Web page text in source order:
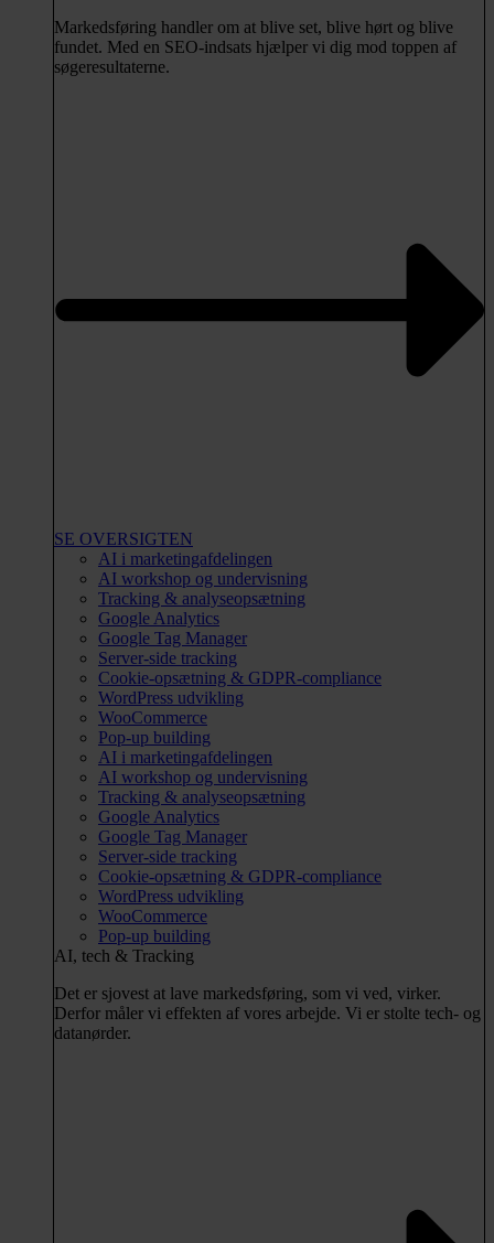
Markedsføring handler om at blive set, blive hørt og blive
fundet. Med en SEO-indsats hjælper vi dig mod toppen af
søgeresultaterne.
SE OVERSIGTEN
AI i marketingafdelingen
AI workshop og undervisning
Tracking & analyseopsætning
Google Analytics
Google Tag Manager
Server-side tracking
Cookie-opsætning & GDPR-compliance
WordPress udvikling
WooCommerce
Pop-up building
AI i marketingafdelingen
AI workshop og undervisning
Tracking & analyseopsætning
Google Analytics
Google Tag Manager
Server-side tracking
Cookie-opsætning & GDPR-compliance
WordPress udvikling
WooCommerce
Pop-up building
AI, tech & Tracking
Det er sjovest at lave markedsføring, som vi ved, virker.
Derfor måler vi effekten af vores arbejde. Vi er stolte tech- og
datanørder.